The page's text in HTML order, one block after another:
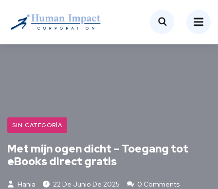
SIN CATEGORÍA
Met mijn ogen dicht – Toegang tot
eBooks direct gratis
Hania 22 De Junio De 2025
0 Comments